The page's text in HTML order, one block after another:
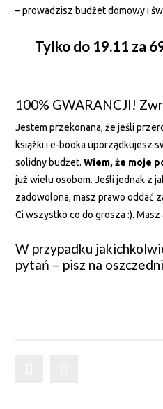
– prowadzisz budżet domowy i
Tylko do 19.11 za
100% GWARANCJI!
Jestem przekonana, że jeśli
książki i e-booka uporządkujesz
solidny budżet.Wiem, że moje
już wielu osobom. Jeśli jednak z
zadowolona, masz prawo oddać
Ci wszystko co do grosza :).
W przypadku
pytań – pisz na